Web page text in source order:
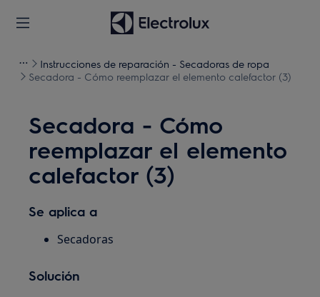
Instrucciones de reparación - Secadoras de ropa
Secadora - Cómo reemplazar el elemento calefactor (3)
Secadora - Cómo
reemplazar el elemento
calefactor (3)
Se aplica a
Secadoras
Solución